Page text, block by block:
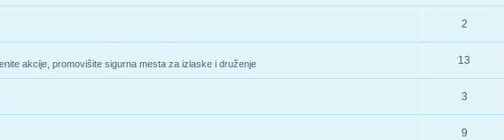
2
akcije, promovišite sigurna mesta za izlaske i druženje 13
3
9